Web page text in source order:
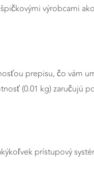
výrobcami
prepisu, čo
(0.01 kg) zaručujú
prístupový